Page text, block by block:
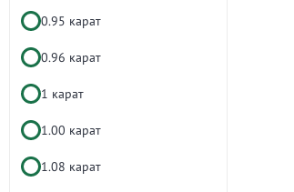
0.95 карат
0.96 карат
1 карат
1.00 карат
1.08 карат